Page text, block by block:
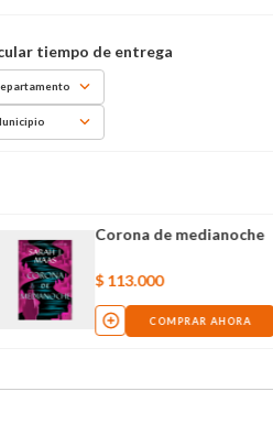
Corona de medianoche
$ 113.000
COMPRAR AHORA